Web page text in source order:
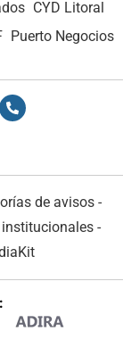
CYD Litoral
Puerto Negocios
de avisos -
institucionales -